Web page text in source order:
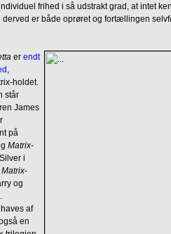
frihed i så udstrakt grad, at intet
derved er både oprøret og fortællingen
er endt
holdet.
står
James
på
Matrix-
i
Matrix-
og
af
en